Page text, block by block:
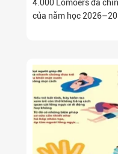
4.000 Lomoers đã
của năm học